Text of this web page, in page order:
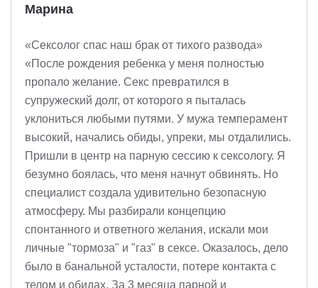
Марина
«Сексолог спас наш брак от тихого развода»
«После рождения ребенка у меня полностью
пропало желание. Секс превратился в
супружеский долг, от которого я пыталась
уклониться любыми путями. У мужа темперамент
высокий, начались обиды, упреки, мы отдалились.
Пришли в центр на парную сессию к сексологу. Я
безумно боялась, что меня начнут обвинять. Но
специалист создала удивительно безопасную
атмосферу. Мы разбирали концепцию
спонтанного и ответного желания, искали мои
личные "тормоза" и "газ" в сексе. Оказалось, дело
было в банальной усталости, потере контакта с
телом и обидах. За 3 месяца парной и